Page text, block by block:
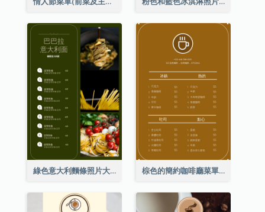
綠色意大利麵條照片大餐廳菜單 棕色的簡約咖啡廳菜單